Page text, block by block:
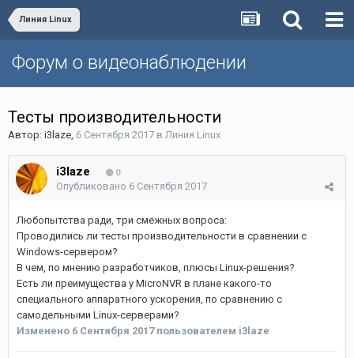
Линия Linux
Форум о видеонаблюдении
Тесты производительности
Автор: i3laze, 6 Сентября 2017 в Линия Linux
i3laze 0
Опубликовано 6 Сентября 2017
Любопытства ради, три смежных вопроса:
Проводились ли тесты производительности в сравнении с
Windows-сервером?
В чем, по мнению разработчиков, плюсы Linux-решения?
Есть ли преимущества у MicroNVR в плане какого-то
специального аппаратного ускорения, по сравнению с
самодельными Linux-серверами?
Изменено 6 Сентября 2017пользователем i3laze